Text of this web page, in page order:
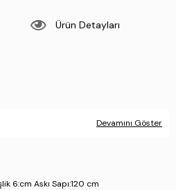
Ürün Detayları
Devamını Göster
6:cm Askı Sapı:120 cm